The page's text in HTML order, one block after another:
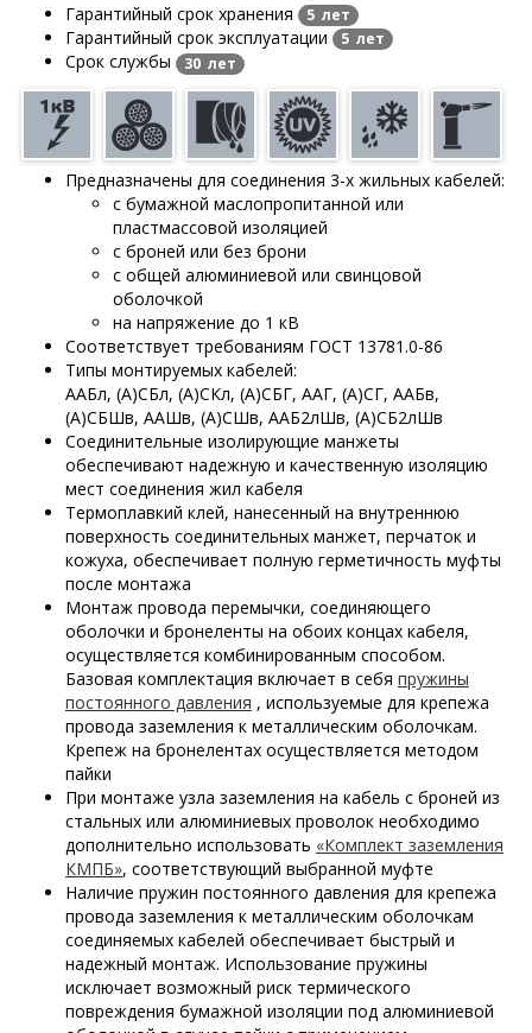
Гарантийный срок хранения 5 лет
Гарантийный срок эксплуатации 5 лет
Срок службы 30 лет
Предназначены для соединения 3-х жильных кабелей:
с бумажной маслопропитанной или
пластмассовой изоляцией
с броней или без брони
с общей алюминиевой или свинцовой
оболочкой
на напряжение до 1 кВ
Соответствует требованиям ГОСТ 13781.0-86
Типы монтируемых кабелей:
ААБл, (А)СБл, (А)СКл, (А)СБГ, ААГ, (А)СГ, ААБв,
(А)СБШв, ААШв, (А)СШв, ААБ2лШв, (А)СБ2лШв
Соединительные изолирующие манжеты
обеспечивают надежную и качественную изоляцию
мест соединения жил кабеля
Термоплавкий клей, нанесенный на внутреннюю
поверхность соединительных манжет, перчаток и
кожуха, обеспечивает полную герметичность муфты
после монтажа
Монтаж провода перемычки, соединяющего
оболочки и бронеленты на обоих концах кабеля,
осуществляется комбинированным способом.
Базовая комплектация включает в себя пружины
постоянного давления , используемые для крепежа
провода заземления к металлическим оболочкам.
Крепеж на бронелентах осуществляется методом
пайки
При монтаже узла заземления на кабель с броней из
стальных или алюминиевых проволок необходимо
дополнительно использовать «Комплект заземления
КМПБ», соответствующий выбранной муфте
Наличие пружин постоянного давления для крепежа
провода заземления к металлическим оболочкам
соединяемых кабелей обеспечивает быстрый и
надежный монтаж. Использование пружины
исключает возможный риск термического
повреждения бумажной изоляции под алюминиевой